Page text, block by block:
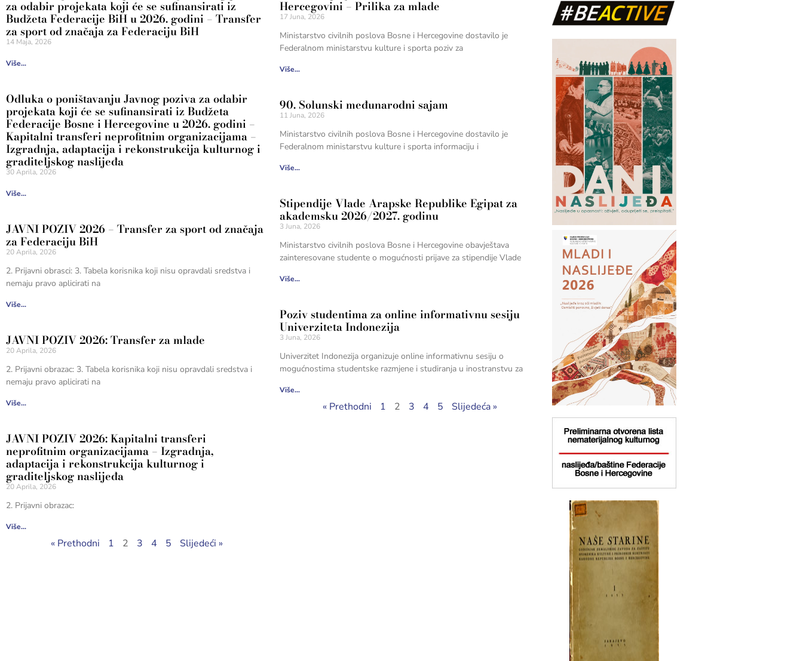
za odabir projekata koji će se sufinansirati iz
Budžeta Federacije BiH u 2026. godini – Transfer
za sport od značaja za Federaciju BiH
14 Maja, 2026
Više...
Odluka o poništavanju Javnog poziva za odabir
projekata koji će se sufinansirati iz Budžeta
Federacije Bosne i Hercegovine u 2026. godini –
Kapitalni transferi neprofitnim organizacijama –
Izgradnja, adaptacija i rekonstrukcija kulturnog i
graditeljskog naslijeđa
30 Aprila, 2026
Više...
JAVNI POZIV 2026 – Transfer za sport od značaja
za Federaciju BiH
20 Aprila, 2026
2. Prijavni obrasci: 3. Tabela korisnika koji nisu opravdali sredstva i
nemaju pravo aplicirati na
Više...
JAVNI POZIV 2026: Transfer za mlade
20 Aprila, 2026
2. Prijavni obrazac: 3. Tabela korisnika koji nisu opravdali sredstva i
nemaju pravo aplicirati na
Više...
JAVNI POZIV 2026: Kapitalni transferi
neprofitnim organizacijama – Izgradnja,
adaptacija i rekonstrukcija kulturnog i
graditeljskog naslijeđa
20 Aprila, 2026
2. Prijavni obrazac:
Više...
« Prethodni 1 2 3 4 5 Slijedeći »
Hercegovini – Prilika za mlade
17 Juna, 2026
Ministarstvo civilnih poslova Bosne i Hercegovine dostavilo je
Federalnom ministarstvu kulture i sporta poziv za
Više...
90. Solunski međunarodni sajam
11 Juna, 2026
Ministarstvo civilnih poslova Bosne i Hercegovine dostavilo je
Federalnom ministarstvu kulture i sporta informaciju i
Više...
Stipendije Vlade Arapske Republike Egipat za
akademsku 2026/2027. godinu
3 Juna, 2026
Ministarstvo civilnih poslova Bosne i Hercegovine obavještava
zainteresovane studente o mogućnosti prijave za stipendije Vlade
Više...
Poziv studentima za online informativnu sesiju
Univerziteta Indonezija
3 Juna, 2026
Univerzitet Indonezija organizuje online informativnu sesiju o
mogućnostima studentske razmjene i studiranja u inostranstvu za
Više...
« Prethodni 1 2 3 4 5 Slijedeća »